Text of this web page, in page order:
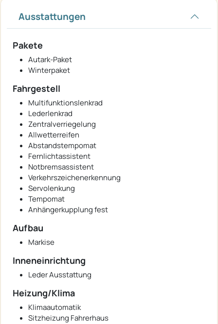
Ausstattungen
Pakete
Autark-Paket
Winterpaket
Fahrgestell
Multifunktionslenkrad
Lederlenkrad
Zentralverriegelung
Allwetterreifen
Abstandstempomat
Fernlichtassistent
Notbremsassistent
Verkehrszeichenerkennung
Servolenkung
Tempomat
Anhängerkupplung fest
Aufbau
Markise
Inneneinrichtung
Leder Ausstattung
Heizung/Klima
Klimaautomatik
Sitzheizung Fahrerhaus